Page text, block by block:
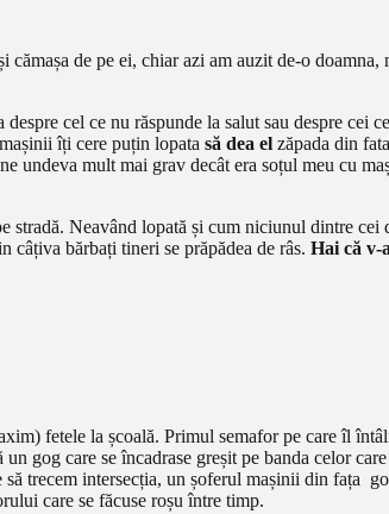
de pe ei, chiar azi am auzit de-o
cel ce nu răspunde la salut sau despre cei
îți cere puțin lopata să dea el zăpada din
undeva mult mai grav decât era soțul meu cu
Neavând lopată și cum niciunul dintre
câțiva bărbați tineri se prăpădea de râs. Hai că v-
fetele la școală. Primul semafor pe care îl
gog care se încadrase greșit pe banda celor
trecem intersecția, un șoferul mașinii din fața
care se făcuse roșu între timp.